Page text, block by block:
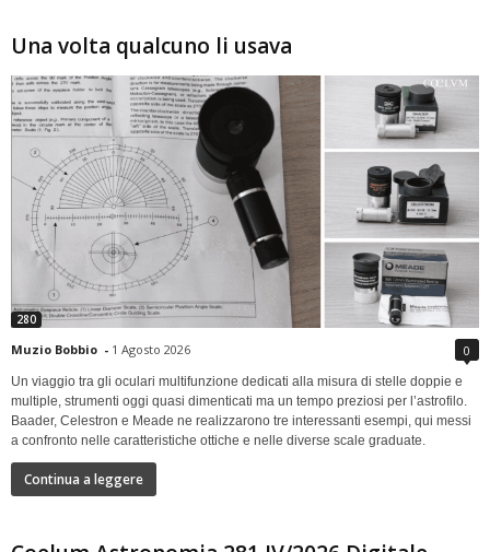
Una volta qualcuno li usava
280
Muzio Bobbio - 1 Agosto 2026 0
Un viaggio tra gli oculari multifunzione dedicati alla misura di stelle doppie e
multiple, strumenti oggi quasi dimenticati ma un tempo preziosi per l’astrofilo.
Baader, Celestron e Meade ne realizzarono tre interessanti esempi, qui messi
a confronto nelle caratteristiche ottiche e nelle diverse scale graduate.
Continua a leggere